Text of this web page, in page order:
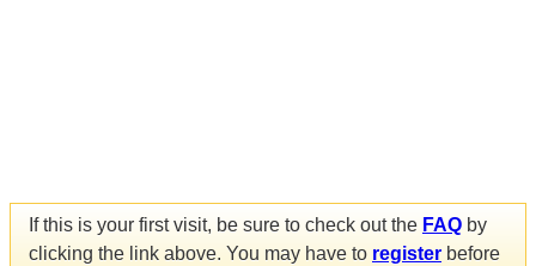
If this is your first visit, be sure to check out the FAQ by
clicking the link above. You may have to register before